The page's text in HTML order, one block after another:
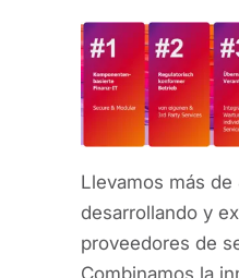
Llevamos más de
desarrollando y
proveedores de
Combinamos la